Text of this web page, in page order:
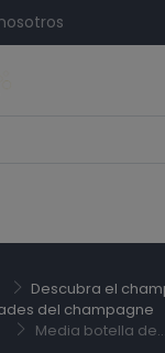
Descubra el
del champagne
Media botella de...